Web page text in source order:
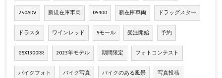
250ADV 新規在庫車両 DS400 新在庫車両 ドラッグスター
ドラスタ ワインレッド Sモール 受注開始 予約
GSX1300RR 2023年モデル 期間限定 フォトコンテスト
バイクフォト バイク写真 バイクのある風景 写真投稿